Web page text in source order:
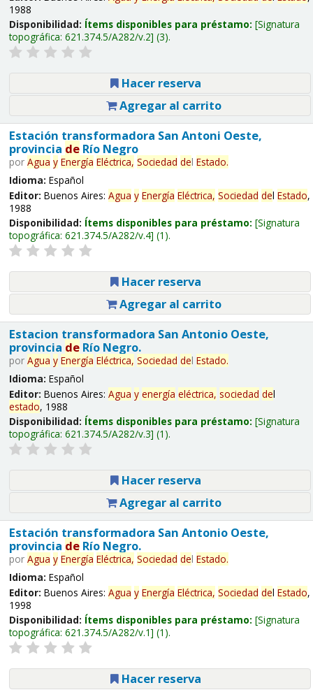
1988
Disponibilidad: Ítems disponibles para préstamo: Signatura
topográfica: 621.374.5/A282/v.2 (3).
Hacer reserva
Agregar al carrito
Estación transformadora San Antoni Oeste,
provincia deRío Negro
por Agua y Energía Eléctrica, Sociedad del Estado.
Idioma: Español
Editor: Buenos Aires: Agua y Energía Eléctrica, Sociedad del Estado,
1988
Disponibilidad: Ítems disponibles para préstamo: Signatura
topográfica: 621.374.5/A282/v.4 (1).
Hacer reserva
Agregar al carrito
Estacion transformadora San Antonio Oeste,
provincia deRío Negro.
por Agua y Energía Eléctrica, Sociedad del Estado.
Idioma: Español
Editor: Buenos Aires: Agua y energía eléctrica, sociedad del
estado, 1988
Disponibilidad: Ítems disponibles para préstamo: Signatura
topográfica: 621.374.5/A282/v.3 (1).
Hacer reserva
Agregar al carrito
Estación transformadora San Antonio Oeste,
provincia deRío Negro.
por Agua y Energía Eléctrica, Sociedad del Estado.
Idioma: Español
Editor: Buenos Aires: Agua y Energía Eléctrica, Sociedad del Estado,
1998
Disponibilidad: Ítems disponibles para préstamo: Signatura
topográfica: 621.374.5/A282/v.1 (1).
Hacer reserva